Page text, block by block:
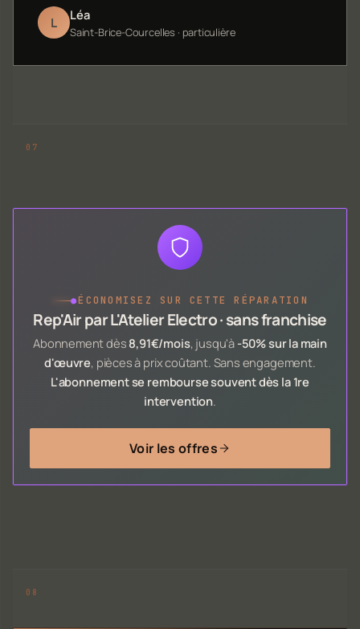
L Léa
Saint-Brice-Courcelles · particulière
●ÉCONOMISEZ SUR CETTE RÉPARATION
Rep'Air par L'Atelier Electro · sans franchise
Abonnement dès 8,91€/mois, jusqu'à -50% sur la main
d'œuvre, pièces à prix coûtant. Sans engagement.
L'abonnement se rembourse souvent dès la 1re
intervention.
Voir les offres